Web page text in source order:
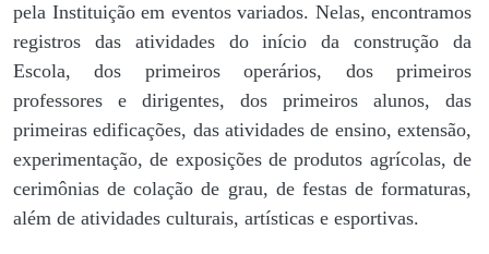
pela Instituição em eventos variados. Nelas, encontramos
registros das atividades do início da construção da
Escola, dos primeiros operários, dos primeiros
professores e dirigentes, ​dos primeiros alunos, das
primeiras edificações, das atividades de ensino, extensão,
experimentação, de exposições de produtos agrícolas, de
cerimônias de colação de grau, de festas de formaturas,
além de atividades culturais, artísticas e esportivas.